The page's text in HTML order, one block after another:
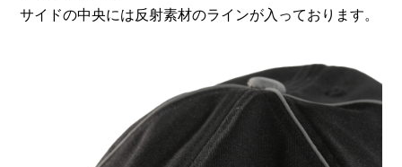
サイドの中央には反射素材のラインが入っております。